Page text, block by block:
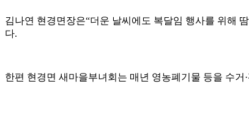
김나연 현경면장은“더운 날씨에도 복달임 행사를 위해
다.
한편 현경면 새마을부녀회는 매년 영농폐기물 등을 수